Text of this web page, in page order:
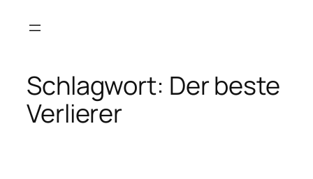
Inhalt
Schlagwort: Der beste
Verlierer